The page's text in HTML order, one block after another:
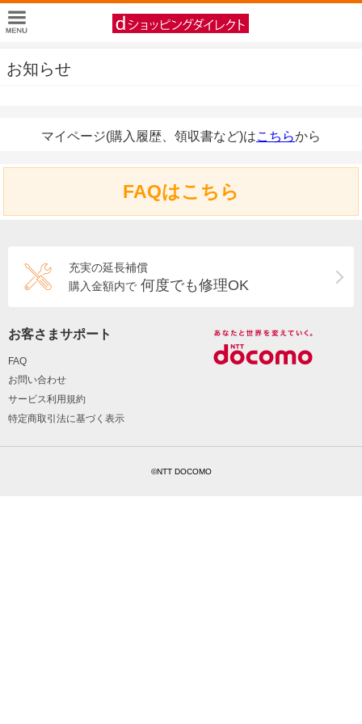
お知らせ
マイページ(購入履歴、領収書など)はこちらから
FAQはこちら
充実の延長補償
購入金額内で 何度でも修理OK
お客さまサポート
FAQ
お問い合わせ
サービス利用規約
特定商取引法に基づく表示
©NTT DOCOMO